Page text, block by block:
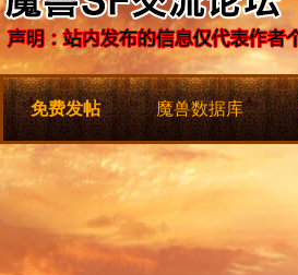
免费发帖 魔兽数据库